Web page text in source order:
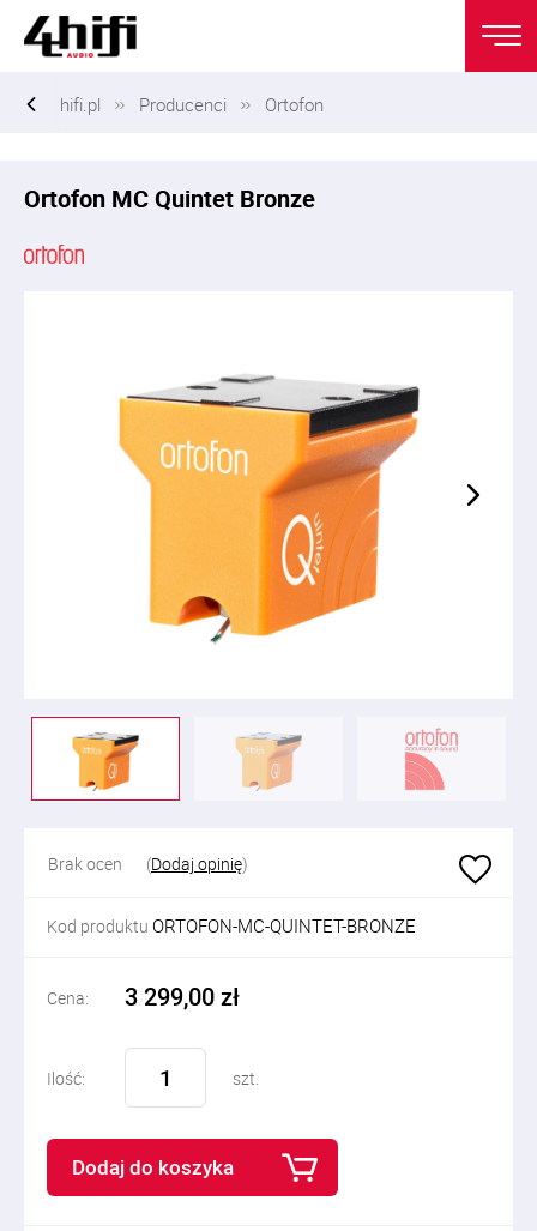
hifi.pl Producenci Ortofon
Ortofon MC Quintet Bronze
Brak ocen (Dodaj opinię)
Kod produktu ORTOFON-MC-QUINTET-BRONZE
Cena: 3 299,00 zł
Ilość: szt.
Dodaj do koszyka